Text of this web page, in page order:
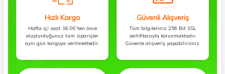
Hızlı Kargo
Hafta içi saat 16:00’ten önce
oluşturduğunuz tüm siparişler
aynı gün kargoya verilmektedir.
Güvenli Alışveriş
Tüm bilgileriniz 256 Bit SSL
sertifikasıyla korunmaktadır.
Güvenle alışveriş yapabilirsiniz.